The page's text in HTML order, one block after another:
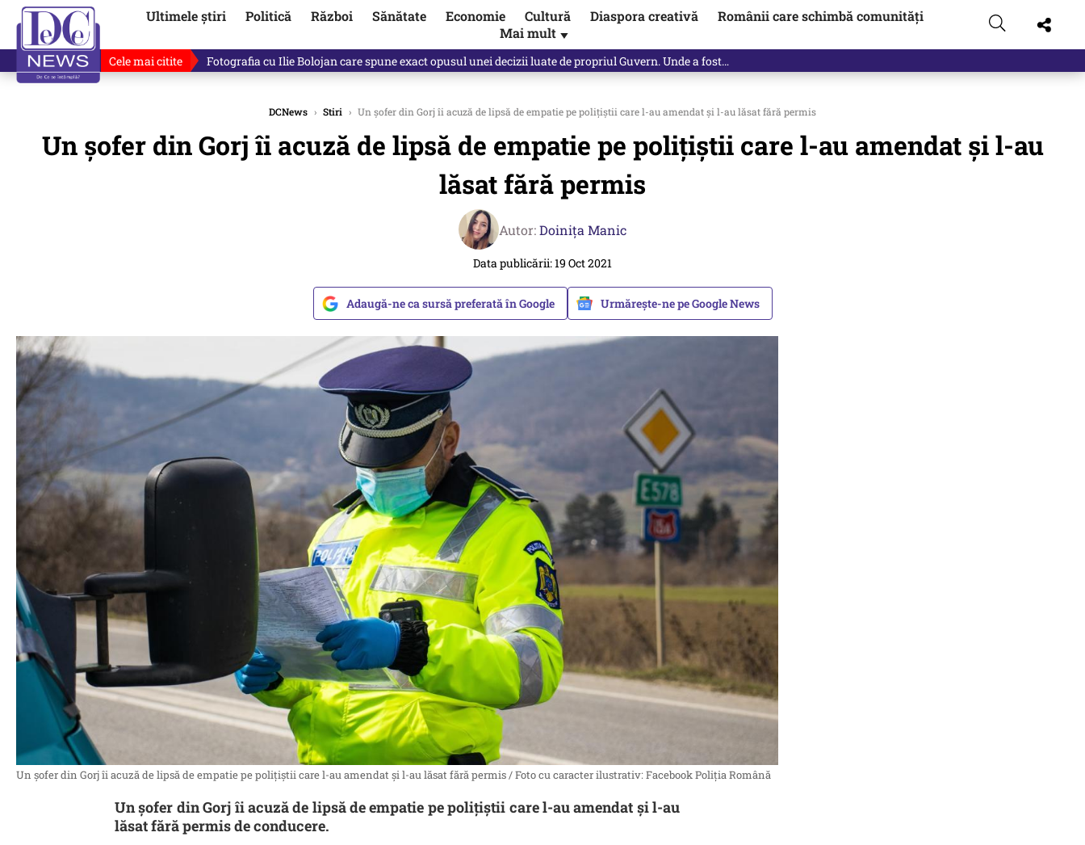
Ultimele știri Politică Război Sănătate Economie Cultură Diaspora creativă
Românii care schimbă comunități
Mai mult ▼
Cele mai citite Fotografia cu Ilie Bolojan care spune exact opusul unei decizii luate de propriul Guvern. Unde a fost…
DCNews › Stiri › Un șofer din Gorj îi acuză de lipsă de empatie pe polițiștii care l-au amendat și l-au lăsat fără permis
Un șofer din Gorj îi acuză de lipsă de empatie pe polițiștii care l-au amendat și l-au
lăsat fără permis
Autor:Doinița Manic
Data publicării: 19 Oct 2021
Adaugă-ne ca sursă preferată în Google Urmărește-ne pe Google News
Un șofer din Gorj îi acuză de lipsă de empatie pe polițiștii care l-au amendat și l-au lăsat fără permis / Foto cu caracter ilustrativ: Facebook Poliția Română
Un șofer din Gorj îi acuză de lipsă de empatie pe polițiștii care l-au amendat și l-au
lăsat fără permis de conducere.